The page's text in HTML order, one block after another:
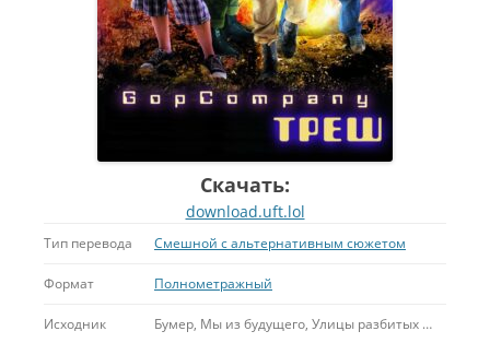
Скачать:
download.uft.lol
Тип перевода Смешной с альтернативным сюжетом
Формат Полнометражный
Исходник Бумер, Мы из будущего, Улицы разбитых фонарей, Белорусский вокзал